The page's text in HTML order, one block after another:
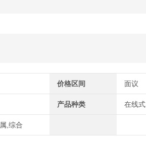
价格区间 面议
产品种类 在线式
,综合